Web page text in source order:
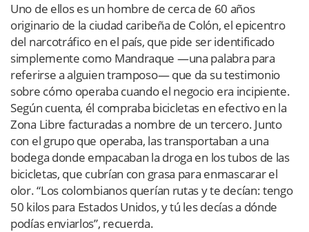
Uno de ellos es un hombre de cerca de 60 años
originario de la ciudad caribeña de Colón, el epicentro
del narcotráfico en el país, que pide ser identificado
simplemente como Mandraque —una palabra para
referirse a alguien tramposo— que da su testimonio
sobre cómo operaba cuando el negocio era incipiente.
Según cuenta, él compraba bicicletas en efectivo en la
Zona Libre facturadas a nombre de un tercero. Junto
con el grupo que operaba, las transportaban a una
bodega donde empacaban la droga en los tubos de las
bicicletas, que cubrían con grasa para enmascarar el
olor. “Los colombianos querían rutas y te decían: tengo
50 kilos para Estados Unidos, y tú les decías a dónde
podías enviarlos”, recuerda.